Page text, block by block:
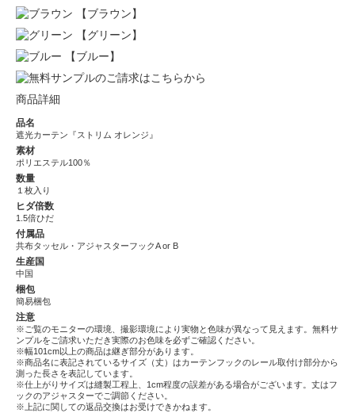
【ブラウン】
【グリーン】
【ブルー】
商品詳細
品名
遮光カーテン『ストリム オレンジ』
素材
ポリエステル100％
数量
１枚入り
ヒダ倍数
1.5倍ひだ
付属品
共布タッセル・アジャスターフックA or B
生産国
中国
梱包
簡易梱包
注意
※ご覧のモニターの環境、撮影環境により実物と色味が異なって見えます。無料サ
ンプルをご請求いただき実際のお色味を必ずご確認ください。
※幅101cm以上の商品は継ぎ部分があります。
※商品名に表記されているサイズ（丈）はカーテンフックのレール取付け部分から
測った長さを表記しています。
※仕上がりサイズは縫製工程上、1cm程度の誤差がある場合がございます。丈はフ
ックのアジャスターでご調節ください。
※上記に関しての返品交換はお受けできかねます。